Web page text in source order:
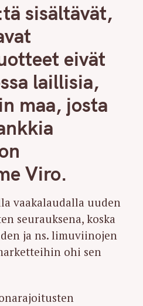
sisältävät,
eivät
laillisia,
maa, josta
Viro.
vaakalaudalla uuden
seurauksena, koska
ja ns. limuviinojen
ohi sen